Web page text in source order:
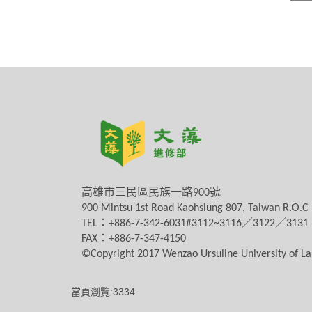
高雄市三民區民族一路900號
900 Mintsu 1st Road Kaohsiung 807, Taiwan R.O.C
TEL ： +886-7-342-6031#3112~3116／ 3122／ 3131
FAX ： +886-7-347-4150
©Copyright 2017 Wenzao Ursuline University of
當頁瀏覽:3334